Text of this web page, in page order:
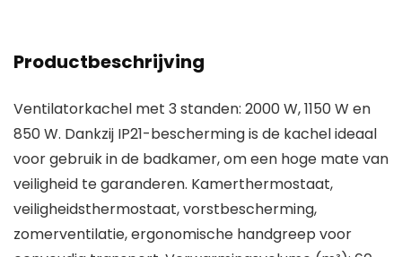
Productbeschrijving
Ventilatorkachel met 3 standen: 2000 W, 1150 W en
850 W. Dankzij IP21-bescherming is de kachel ideaal
voor gebruik in de badkamer, om een hoge mate van
veiligheid te garanderen. Kamerthermostaat,
veiligheidsthermostaat, vorstbescherming,
zomerventilatie, ergonomische handgreep voor